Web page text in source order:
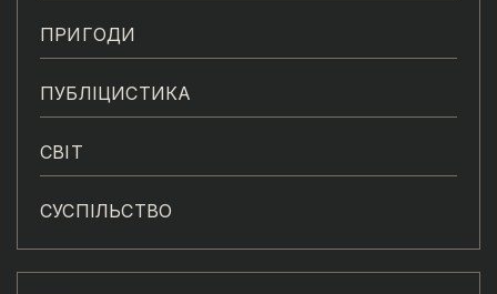
ПРИГОДИ
ПУБЛІЦИСТИКА
СВІТ
СУСПІЛЬСТВО